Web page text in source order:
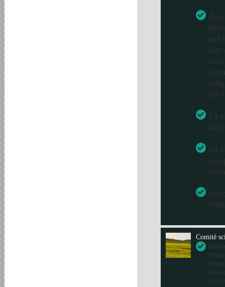
par
Les
18
13
18
Comité